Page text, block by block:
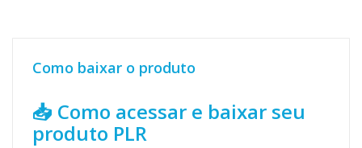
Como baixar o produto
📥 Como acessar e baixar seu
produto PLR